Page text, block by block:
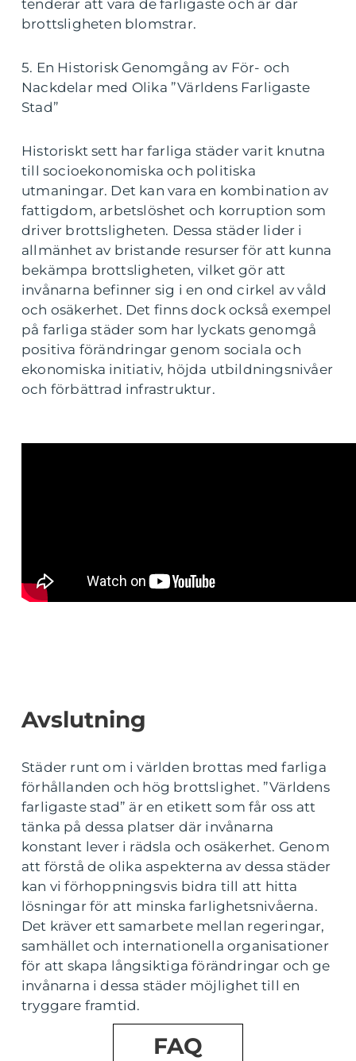
tenderar att vara de farligaste och är där
brottsligheten blomstrar.
5. En Historisk Genomgång av För- och
Nackdelar med Olika ”Världens Farligaste
Stad”
Historiskt sett har farliga städer varit knutna
till socioekonomiska och politiska
utmaningar. Det kan vara en kombination av
fattigdom, arbetslöshet och korruption som
driver brottsligheten. Dessa städer lider i
allmänhet av bristande resurser för att kunna
bekämpa brottsligheten, vilket gör att
invånarna befinner sig i en ond cirkel av våld
och osäkerhet. Det finns dock också exempel
på farliga städer som har lyckats genomgå
positiva förändringar genom sociala och
ekonomiska initiativ, höjda utbildningsnivåer
och förbättrad infrastruktur.
Avslutning
Städer runt om i världen brottas med farliga
förhållanden och hög brottslighet. ”Världens
farligaste stad” är en etikett som får oss att
tänka på dessa platser där invånarna
konstant lever i rädsla och osäkerhet. Genom
att förstå de olika aspekterna av dessa städer
kan vi förhoppningsvis bidra till att hitta
lösningar för att minska farlighetsnivåerna.
Det kräver ett samarbete mellan regeringar,
samhället och internationella organisationer
för att skapa långsiktiga förändringar och ge
invånarna i dessa städer möjlighet till en
tryggare framtid.
FAQ